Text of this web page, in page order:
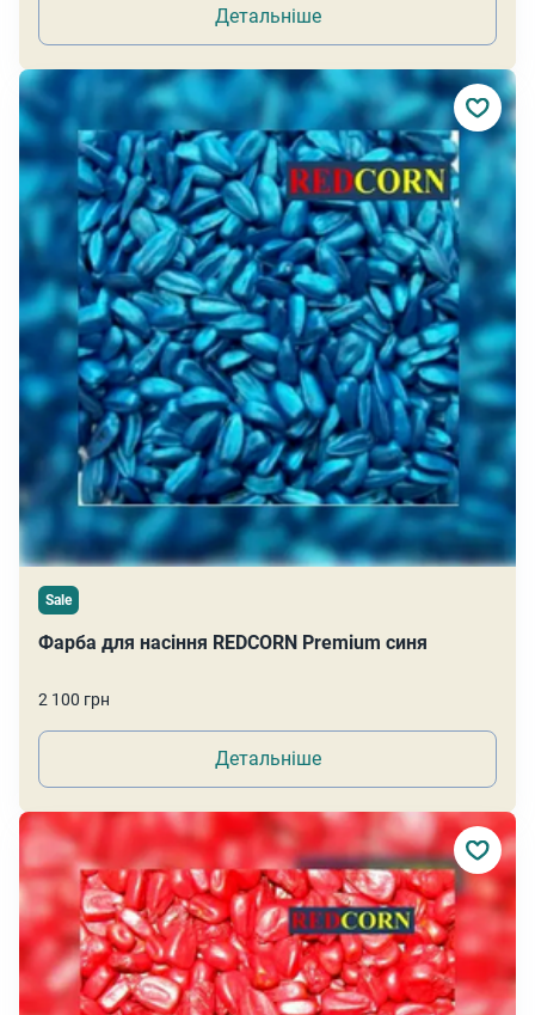
Детальніше
Sale
Фарба для насіння REDCORN Premium синя
2 100 грн
Детальніше